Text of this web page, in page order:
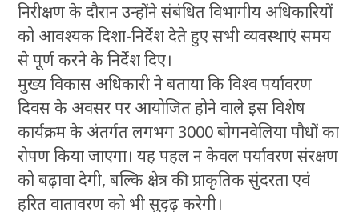
निरीक्षण के दौरान उन्होंने संबंधित विभागीय अधिकारियों
को आवश्यक दिशा-निर्देश देते हुए सभी व्यवस्थाएं समय
से पूर्ण करने के निर्देश दिए।
मुख्य विकास अधिकारी ने बताया कि विश्व पर्यावरण
दिवस के अवसर पर आयोजित होने वाले इस विशेष
कार्यक्रम के अंतर्गत लगभग 3000 बोगनवेलिया पौधों का
रोपण किया जाएगा। यह पहल न केवल पर्यावरण संरक्षण
को बढ़ावा देगी, बल्कि क्षेत्र की प्राकृतिक सुंदरता एवं
हरित वातावरण को भी सुदृढ़ करेगी।